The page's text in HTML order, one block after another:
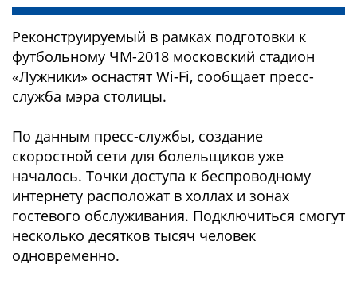
Реконструируемый в рамках подготовки к
футбольному ЧМ-2018 московский стадион
«Лужники» оснастят Wi-Fi, сообщает пресс-
служба мэра столицы.
По данным пресс-службы, создание
скоростной сети для болельщиков уже
началось. Точки доступа к беспроводному
интернету расположат в холлах и зонах
гостевого обслуживания. Подключиться смогут
несколько десятков тысяч человек
одновременно.